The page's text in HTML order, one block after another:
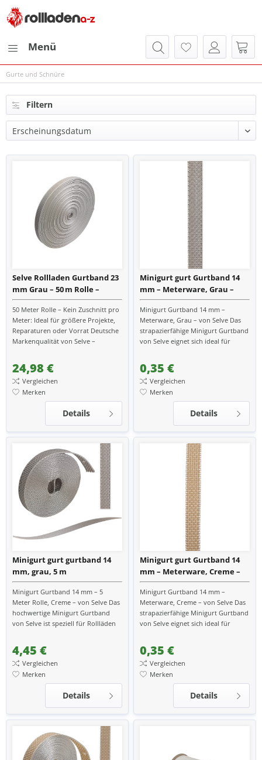
Menü
Gurte und Schnüre
Filtern
Selve Rollladen Gurtband 23
mm Grau – 50 m Rolle –
Hochwertiges
Rollladengurtband für
Gurtwickler, M
50 Meter Rolle – Kein Zuschnitt pro
Meter: Ideal für größere Projekte,
Reparaturen oder Vorrat Deutsche
Markenqualität von Selve –
24,98 €
Vergleichen
Merken
Details
Minigurt gurt Gurtband 14
mm – Meterware, Grau –
von Selve
Minigurt Gurtband 14 mm –
Meterware, Grau – von Selve Das
strapazierfähige Minigurt Gurtband
von Selve eignet sich ideal für
0,35 €
Vergleichen
Merken
Details
Minigurt gurt gurtband 14
mm, grau, 5 m
Minigurt Gurtband 14 mm – 5
Meter Rolle, Creme – von Selve Das
hochwertige Minigurt Gurtband
von Selve ist speziell für Rollläden
geeignet. Mit...
4,45 €
Vergleichen
Merken
Details
Minigurt gurt Gurtband 14
mm – Meterware, Creme –
von Selve
Minigurt Gurtband 14 mm –
Meterware, Creme – von Selve Das
strapazierfähige Minigurt Gurtband
von Selve eignet sich ideal für
von 14 mm. Als...
0,35 €
Vergleichen
Merken
Details